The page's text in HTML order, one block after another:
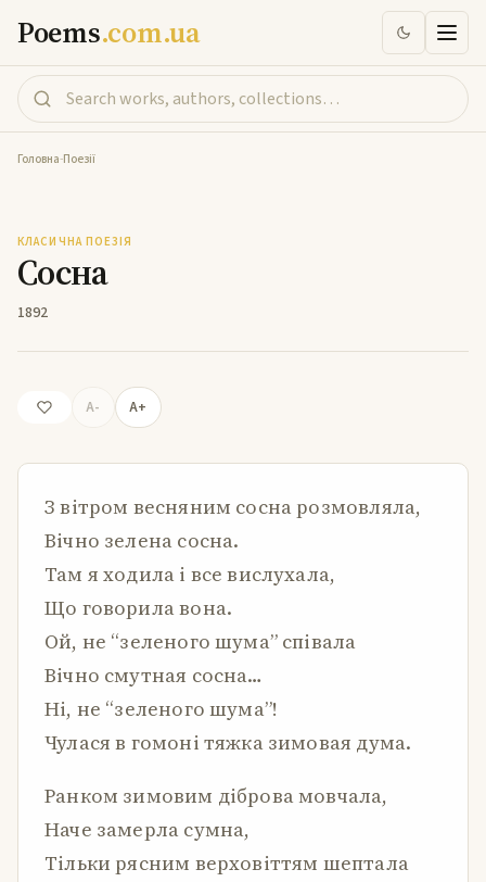
Poems.com.ua
Головна-Поезії
КЛАСИЧНА ПОЕЗІЯ
Сосна
1892
A- A+
З вітром весняним сосна розмовляла,
Вічно зелена сосна.
Там я ходила і все вислухала,
Що говорила вона.
Ой, не “зеленого шума” співала
Вічно смутная сосна…
Ні, не “зеленого шума”!
Чулася в гомоні тяжка зимовая дума.
Ранком зимовим діброва мовчала,
Наче замерла сумна,
Тільки рясним верховіттям шептала